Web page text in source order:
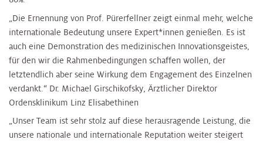
„Die Ernennung von Prof. Pürerfellner zeigt einmal mehr, welche
internationale Bedeutung unsere Expert*innen genießen. Es ist
auch eine Demonstration des medizinischen Innovationsgeistes,
für den wir die Rahmenbedingungen schaffen wollen, der
letztendlich aber seine Wirkung dem Engagement des Einzelnen
verdankt.“ Dr. Michael Girschikofsky, Ärztlicher Direktor
Ordensklinikum Linz Elisabethinen
„Unser Team ist sehr stolz auf diese herausragende Leistung, die
unsere nationale und internationale Reputation weiter steigert